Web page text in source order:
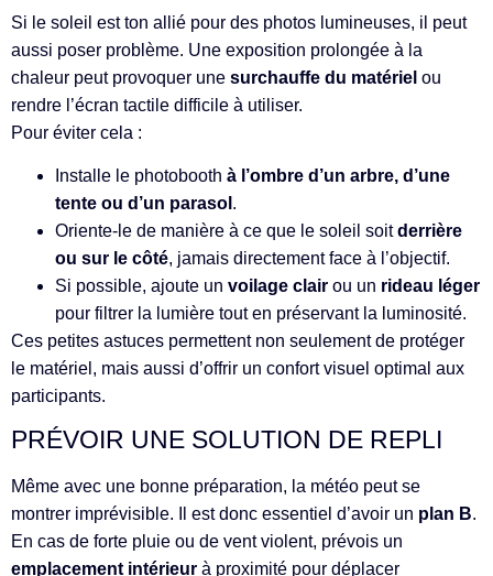
Si le soleil est ton allié pour des photos lumineuses, il peut
aussi poser problème. Une exposition prolongée à la
chaleur peut provoquer une surchauffe du matériel ou
rendre l’écran tactile difficile à utiliser.
Pour éviter cela :
Installe le photobooth à l’ombre d’un arbre, d’une
tente ou d’un parasol .
Oriente-le de manière à ce que le soleil soitderrière
ou sur le côté, jamais directement face à l’objectif.
Si possible, ajoute un voilage clair ou un rideau léger
pour filtrer la lumière tout en préservant la luminosité.
Ces petites astuces permettent non seulement de protéger
le matériel, mais aussi d’offrir un confort visuel optimal aux
participants.
PRÉVOIR UNE SOLUTION DE REPLI
Même avec une bonne préparation, la météo peut se
montrer imprévisible. Il est donc essentiel d’avoir un plan B.
En cas de forte pluie ou de vent violent, prévois un
emplacement intérieur à proximité pour déplacer